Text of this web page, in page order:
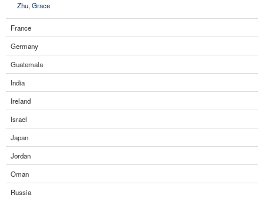
Zhu, Grace
France
Germany
Guatemala
India
Ireland
Israel
Japan
Jordan
Oman
Russia